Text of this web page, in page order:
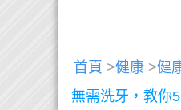
首頁 >健康 >健
無需洗牙，教你